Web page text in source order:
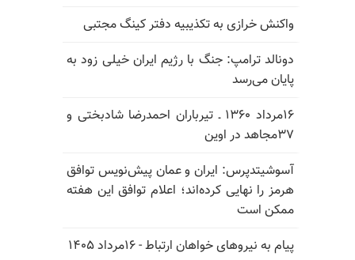
واکنش خرازی به تکذیبیه دفتر کینگ مجتبی
دونالد ترامپ: جنگ با رژیم ایران خیلی زود به
پایان می‌رسد
۱۶مرداد ۱۳۶۰ ـ تیرباران احمدرضا شادبختی و
۳۷مجاهد در اوین
آسوشیتدپرس: ایران و عمان پیش‌نویس توافق
هرمز را نهایی کرده‌اند؛ اعلام توافق این هفته
ممکن است
پیام به نیروهای خواهان ارتباط - ۱۶مرداد ۱۴۰۵